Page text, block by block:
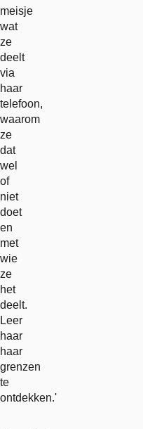
meisje
wat
ze
deelt
via
haar
telefoon,
waarom
ze
dat
wel
of
niet
doet
en
met
wie
ze
het
deelt.
Leer
haar
haar
grenzen
te
ontdekken.'